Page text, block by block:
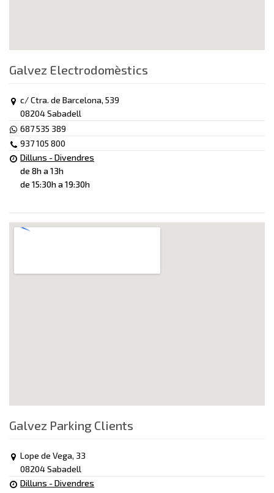
Galvez Electrodomèstics
c/ Ctra. de Barcelona, 539
08204 Sabadell
687 535 389
937 105 800
Dilluns - Divendres
de 8h a 13h
de 15:30h a 19:30h
Galvez Parking Clients
Lope de Vega, 33
08204 Sabadell
Dilluns - Divendres